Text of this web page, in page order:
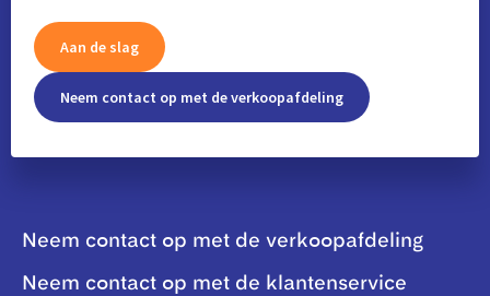
Aan de slag
Neem contact op met de verkoopafdeling
Neem contact op met de verkoopafdeling
Neem contact op met de klantenservice